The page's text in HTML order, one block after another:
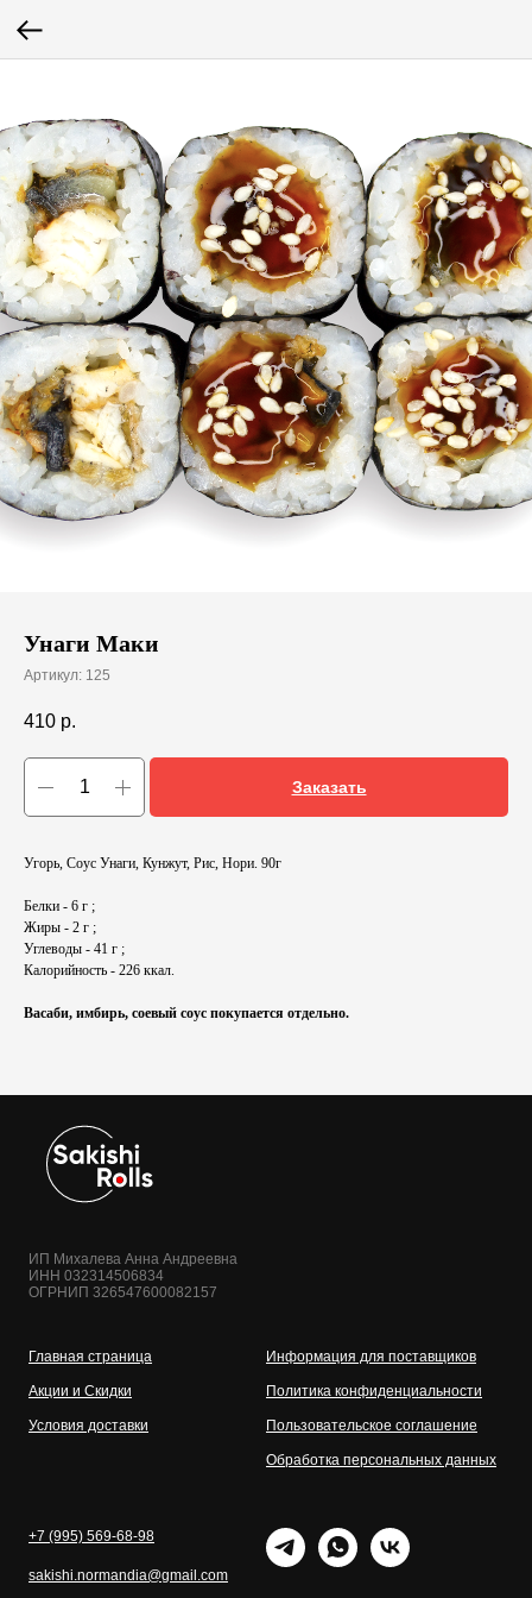
Унаги Маки
Артикул: 125
410 р.
Заказать
Угорь, Соус Унаги, Кунжут, Рис, Нори. 90г
Белки - 6 г ;
Жиры - 2 г ;
Углеводы - 41 г ;
Калорийность - 226 ккал.
Васаби, имбирь, соевый соус покупается отдельно.
ИП Михалева Анна Андреевна
ИНН 032314506834
ОГРНИП 326547600082157
Главная страница
Акции и Скидки
Условия доставки
Информация для поставщиков
Политика конфиденциальности
Пользовательское соглашение
Обработка персональных данных
+7 (995) 569-68-98
sakishi.normandia@gmail.com